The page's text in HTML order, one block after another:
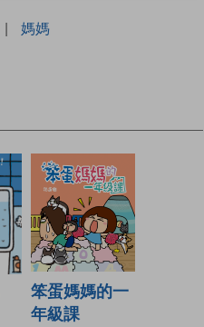
| 媽媽
笨蛋媽媽的一
年級課